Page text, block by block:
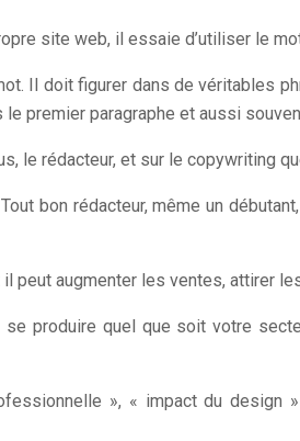
site web, il essaie d’utiliser le
Il doit figurer dans de véritables
premier paragraphe et aussi
le rédacteur, et sur le copywriting
bon rédacteur, même un
peut augmenter les ventes, attirer
produire quel que soit votre
», « impact du design